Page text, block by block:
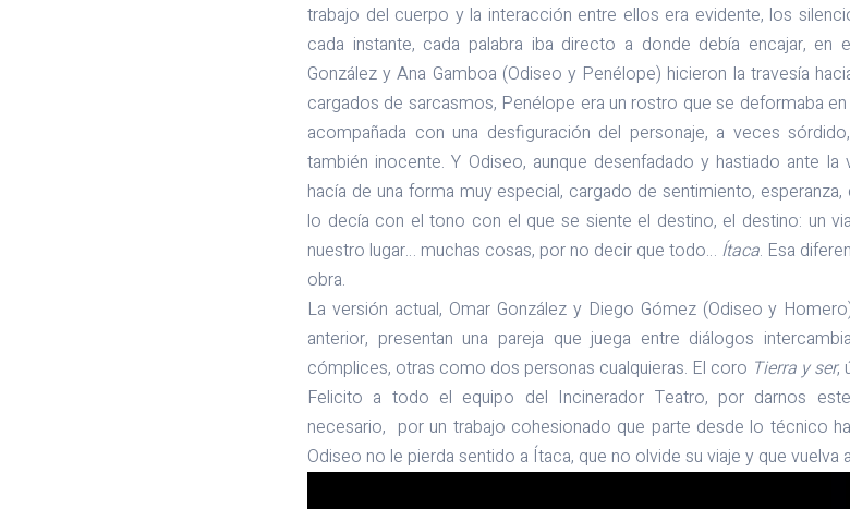
trabajo del cuerpo y la interacción entre ellos era evidente, los
cada instante, cada palabra iba directo a donde debía encajar,
González y Ana Gamboa (Odiseo y Penélope) hicieron la travesía
cargados de sarcasmos, Penélope era un rostro que se deformaba
acompañada con una desfiguración del personaje, a veces
también inocente. Y Odiseo, aunque desenfadado y hastiado ante
hacía de una forma muy especial, cargado de sentimiento,
lo decía con el tono con el que se siente el destino, el destino: un
nuestro lugar… muchas cosas, por no decir que todo… Ítaca. Esa
obra.
La versión actual, Omar González y Diego Gómez (Odiseo y
anterior, presentan una pareja que juega entre diálogos
cómplices, otras como dos personas cualquieras. El coro Tierra y ser,
Felicito a todo el equipo del Incinerador Teatro, por darnos
necesario, por un trabajo cohesionado que parte desde lo técnico
Odiseo no le pierda sentido a Ítaca, que no olvide su viaje y que vuelva